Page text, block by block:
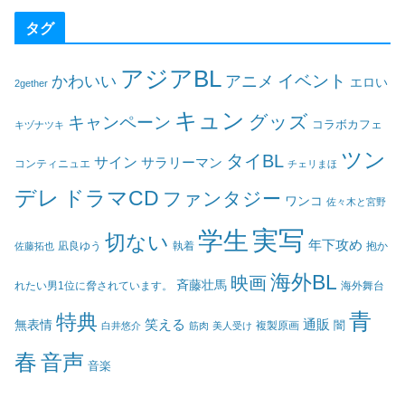
タグ
2gether かわいい アジアBL アニメ イベント エロい
キヅナツキ キャンペーン キュン グッズ コラボカフェ
コンティニュエ サイン サラリーマン タイBL チェリまほ ツン
デレ ドラマCD ファンタジー ワンコ 佐々木と宮野
佐藤拓也 凪良ゆう 切ない 執着 学生 実写 年下攻め 抱か
れたい男1位に脅されています。 斉藤壮馬 映画海外BL 海外舞台
無表情 特典 白井悠介 笑える 筋肉 美人受け 複製原画 通販 闇 青
春音声 音楽